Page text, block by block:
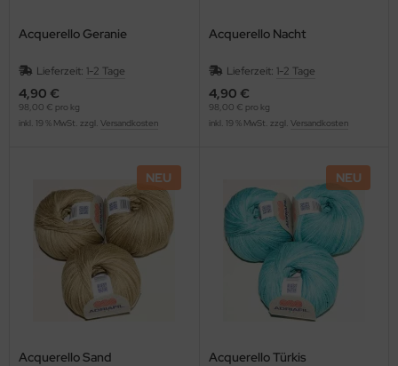
Acquerello Geranie
Lieferzeit: 1-2 Tage
4,90 €
98,00 € pro kg
inkl. 19 % MwSt. zzgl. Versandkosten
Acquerello Nacht
Lieferzeit: 1-2 Tage
4,90 €
98,00 € pro kg
inkl. 19 % MwSt. zzgl. Versandkosten
NEU
Acquerello Sand
NEU
Acquerello Türkis